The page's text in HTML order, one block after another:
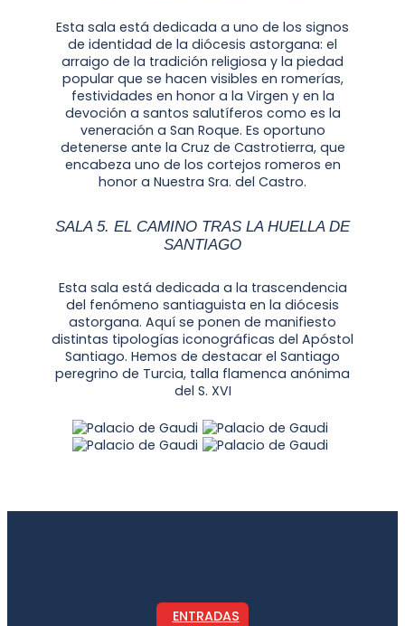
Esta sala está dedicada a uno de los signos
de identidad de la diócesis astorgana: el
arraigo de la tradición religiosa y la piedad
popular que se hacen visibles en romerías,
festividades en honor a la Virgen y en la
devoción a santos salutíferos como es la
veneración a San Roque. Es oportuno
detenerse ante la Cruz de Castrotierra, que
encabeza uno de los cortejos romeros en
honor a Nuestra Sra. del Castro.
SALA 5. EL CAMINO TRAS LA HUELLA DE
SANTIAGO
Esta sala está dedicada a la trascendencia
del fenómeno santiaguista en la diócesis
astorgana. Aquí se ponen de manifiesto
distintas tipologías iconográficas del Apóstol
Santiago. Hemos de destacar el Santiago
peregrino de Turcia, talla flamenca anónima
del S. XVI
ENTRADAS